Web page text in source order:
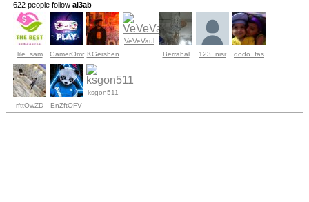
622 people follow al3ab
lile_sam GamerOmr KGershen
VeVeVaul
Berrahal
123_nisr dodo_fas
rfttOwZD EnZftOFV
ksgon511